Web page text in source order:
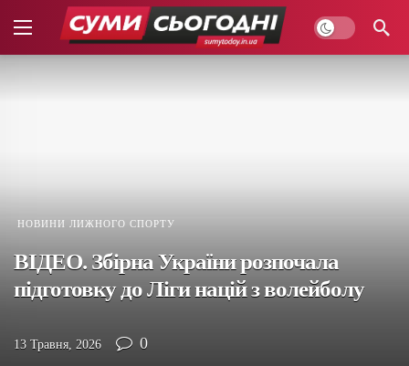
НОВИНИ ЛИЖНОГО СПОРТУ
ВІДЕО. Збірна України розпочала
підготовку до Ліги націй з волейболу
13 Травня, 2026 0